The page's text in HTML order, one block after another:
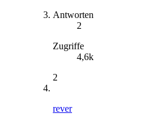
Antworten
2
Zugriffe
4,6k
2
rever